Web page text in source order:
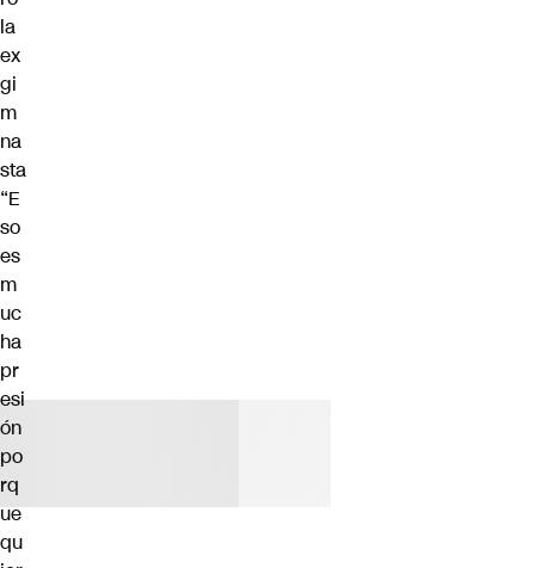
la
ex
gi
m
na
sta
“E
so
es
m
uc
ha
pr
esi
ón
po
rq
ue
qu